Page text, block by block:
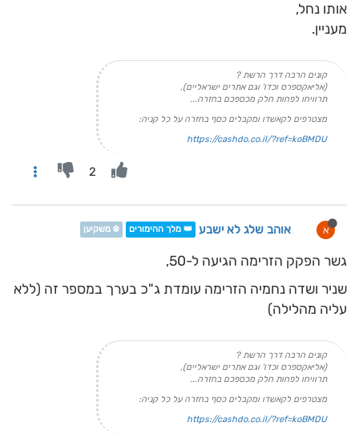
אותו נחל,
מעניין.
קונים הרבה דרך הרשת ?
(אליאקספרס וכדו' וגם אתרים ישראליים),
תרוויחו לפחות חלק מכספכם בחזרה...
מצטרפים לקאשדו ומקבלים כסף בחזרה על כל קניה:
https://cashdo.co.il/?ref=koBMDU
2
א אוהב שלג לא ישבע 👑 מלך ההימורים ❄️ משקיען
גשר הפקק הזרימה הגיעה ל-50,
שניר ושדה נחמיה הזרימה עומדת ג"כ בערך במספר זה (ללא
עליה מהלילה)
קונים הרבה דרך הרשת ?
(אליאקספרס וכדו' וגם אתרים ישראליים),
תרוויחו לפחות חלק מכספכם בחזרה...
מצטרפים לקאשדו ומקבלים כסף בחזרה על כל קניה:
https://cashdo.co.il/?ref=koBMDU